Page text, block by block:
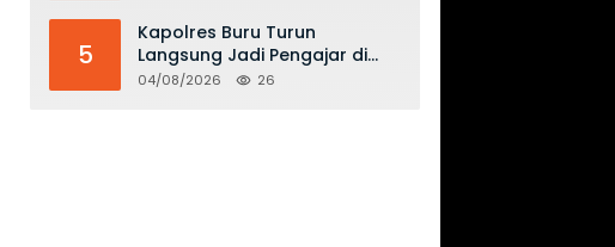
5
Kapolres Buru Turun
Langsung Jadi Pengajar di
SMAN 2, Edukasi Kesadaran
04/08/2026 26